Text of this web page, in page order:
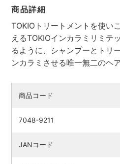
商品詳細
TOKIOトリートメントを使い
えるTOKIOインカラミリミテ
るように、シャンプーとトリ
ンカラミさせる唯一無二のヘ
商品コード
7048-9211
JANコード